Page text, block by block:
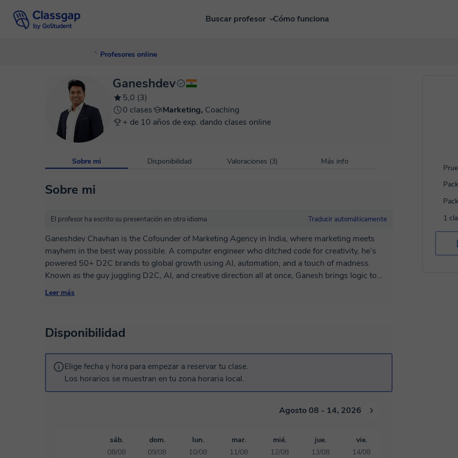
Buscar profesor Cómo funciona
Profesores online
1
Ganeshdev
5,0 (3)
0 clases
Marketing, Coaching
+ de 10 años de exp. dando clases online
Sobre mi Disponibilidad Valoraciones (3) Más info
Sobre mi
El profesor ha escrito su presentación en otro idioma Traducir automáticamente
Ganeshdev Chavhan is the Cofounder of Marketing Agency in India, where marketing meets
mayhem in the best way possible. A computer engineer who ditched code for creativity, he’s
powered 50+ D2C brands to global growth using AI, automation, and a touch of madness.
Known as the guy juggling D2C, AI, and creative direction all at once, Ganesh brings logic to
chaos and spark to strategy. When he’s not busy scaling brands, he’s probably rewriting the
Leer más
Disponibilidad
Elige fecha y hora para empezar a reservar tu clase.
Los horarios se muestran en tu zona horaria local.
Agosto 08 - 14, 2026
sáb.
08/08
dom.
09/08
lun.
10/08
mar.
11/08
mié.
12/08
jue.
13/08
vie.
14/08